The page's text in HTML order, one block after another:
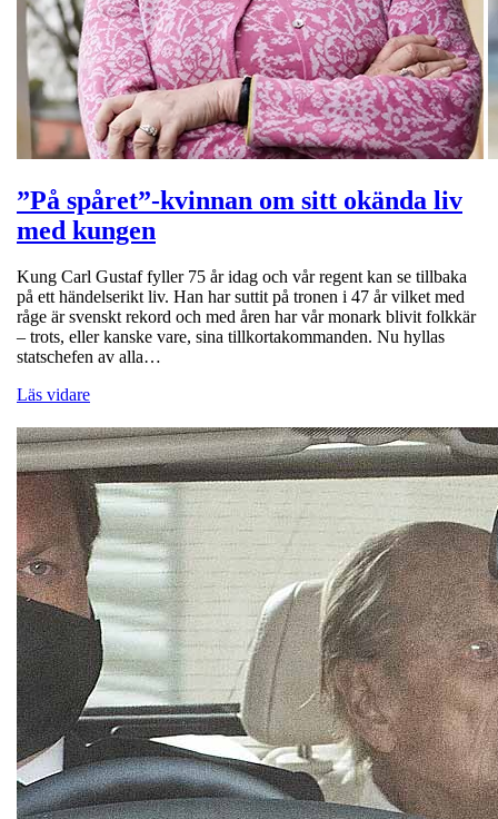
”På spåret”-kvinnan om sitt okända liv
med kungen
Kung Carl Gustaf fyller 75 år idag och vår regent kan se tillbaka
på ett händelserikt liv. Han har suttit på tronen i 47 år vilket med
råge är svenskt rekord och med åren har vår monark blivit folkkär
– trots, eller kanske vare, sina tillkortakommanden. Nu hyllas
statschefen av alla…
Läs vidare